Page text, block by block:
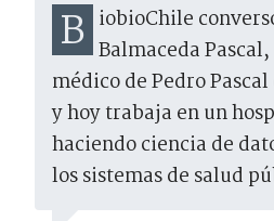
BiobioChile conversó con Nicolás Balmaceda
médico de Pedro
y hoy trabaja en un
haciendo ciencia de
los sistemas de salud